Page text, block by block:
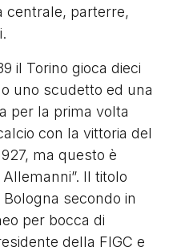
centrale, parterre,
il Torino gioca dieci
uno scudetto ed una
per la prima volta
con la vittoria del
ma questo è
Il titolo
secondo in
per bocca di
della FIGC e